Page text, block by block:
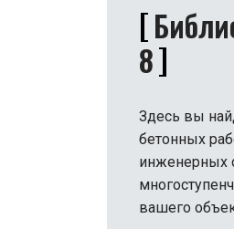
8
Здесь вы
бетонных
инженерных
вашего